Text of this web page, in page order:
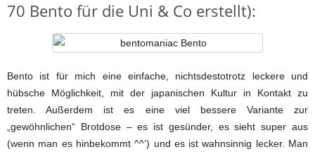
70 Bento für die Uni & Co erstellt):
Bento ist für mich eine einfache, nichtsdestotrotz leckere und
hübsche Möglichkeit, mit der japanischen Kultur in Kontakt zu
treten. Außerdem ist es eine viel bessere Variante zur
„gewöhnlichen“ Brotdose – es ist gesünder, es sieht super aus
(wenn man es hinbekommt ^^‘) und es ist wahnsinnig lecker. Man